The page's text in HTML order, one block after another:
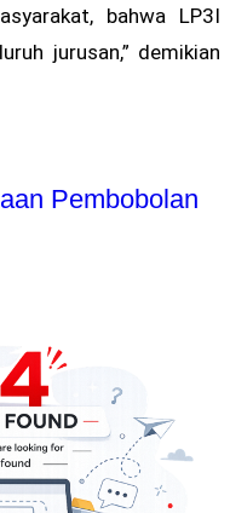
bahwa LP3I
jurusan,” demikian
Pembobolan